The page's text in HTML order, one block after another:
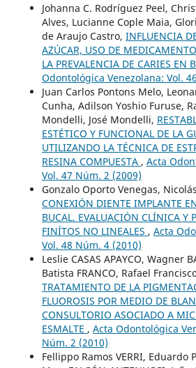
Johanna C. Rodríguez Peel,
Alves, Lucianne Cople Maia,
de Araujo Castro, INFLUENCIA
AZÚCAR, USO DE
LA PREVALENCIA DE CARIES EN
Odontológica Venezolana: Vol.
Juan Carlos Pontons Melo,
Cunha, Adilson Yoshio Furuse,
Mondelli, José Mondelli,
ESTÉTICO Y FUNCIONAL DE LA
UTILIZANDO LA TÉCNICA DE
RESINA COMPUESTA , Acta
Vol. 47 Núm. 2 (2009)
Gonzalo Oporto Venegas,
CONEXIÓN DIENTE IMPLANTE
BUCAL. EVALUACIÓN CLÍNICA Y
FINÍTOS NO LINEALES , Acta
Vol. 48 Núm. 4 (2010)
Leslie CASAS APAYCO, Wagner
Batista FRANCO, Rafael
TRATAMIENTO DE LA
FLUOROSIS POR MEDIO DE
CONSULTORIO ASOCIADO A
ESMALTE , Acta Odontológica
Núm. 2 (2010)
Fellippo Ramos VERRI, Eduardo